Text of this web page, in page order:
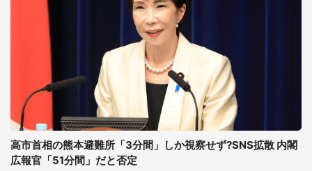
高市首相の熊本避難所「3分間」しか視察せず?SNS拡散 内閣
広報官「51分間」だと否定